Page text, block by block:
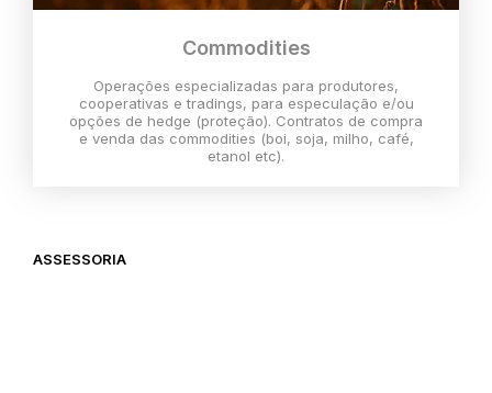
Commodities
Operações especializadas para produtores,
cooperativas e tradings, para especulação e/ou
opções de hedge (proteção). Contratos de compra
e venda das commodities (boi, soja, milho, café,
etanol etc).
ASSESSORIA